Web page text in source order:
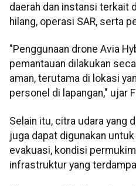
daerah dan instansi terkait
hilang, operasi SAR, serta
"Penggunaan drone Avia
pemantauan dilakukan
aman, terutama di lokasi
personel di lapangan," ujar
Selain itu, citra udara yang
juga dapat digunakan
evakuasi, kondisi
infrastruktur yang